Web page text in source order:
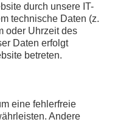
durch unsere IT-
technische Daten (z.
oder Uhrzeit des
Daten erfolgt
betreten.
eine fehlerfreie
Andere